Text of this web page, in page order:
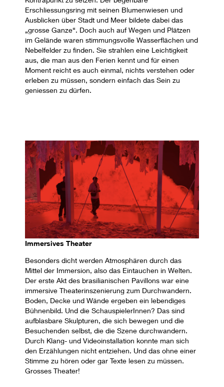
Erschliessungsring mit seinen Blumenwiesen und
Ausblicken über Stadt und Meer bildete dabei das
„grosse Ganze“. Doch auch auf Wegen und Plätzen
im Gelände waren stimmungsvolle Wasserflächen und
Nebelfelder zu finden. Sie strahlen eine Leichtigkeit
aus, die man aus den Ferien kennt und für einen
Moment reicht es auch einmal, nichts verstehen oder
erleben zu müssen, sondern einfach das Sein zu
geniessen zu dürfen.
Immersives Theater
Besonders dicht werden Atmosphären durch das
Mittel der Immersion, also das Eintauchen in Welten.
Der erste Akt des brasilianischen Pavillons war eine
immersive Theaterinszenierung zum Durchwandern.
Boden, Decke und Wände ergeben ein lebendiges
Bühnenbild. Und die SchauspielerInnen? Das sind
aufblasbare Skulpturen, die sich bewegen und die
Besuchenden selbst, die die Szene durchwandern.
Durch Klang- und Videoinstallation konnte man sich
den Erzählungen nicht entziehen. Und das ohne einer
Stimme zu hören oder gar Texte lesen zu müssen.
Grosses Theater!